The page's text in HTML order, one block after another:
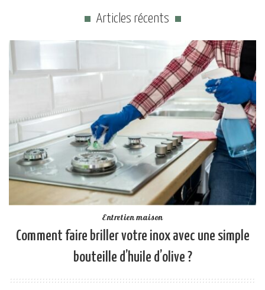
Articles récents
Entretien maison
Comment faire briller votre inox avec une simple
bouteille d’huile d’olive ?